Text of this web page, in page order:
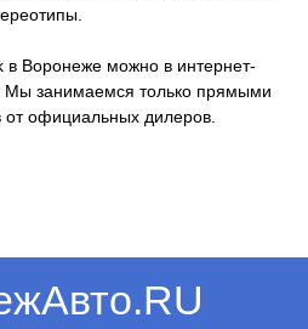
в Воронеже можно в интернет-
Мы занимаемся только прямыми
от официальных дилеров.